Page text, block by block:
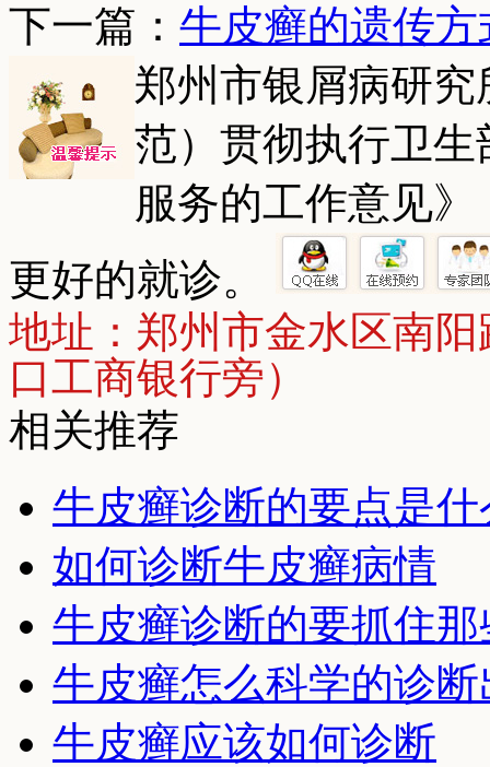
下一篇： 牛皮癣的遗传
郑州市银屑病研
范）贯彻执行卫
服务的工作意见
更好的就诊。
地址：郑州市金水区南
口工商银行旁）
相关推荐
牛皮癣诊断的要点是什
如何诊断牛皮癣病情
牛皮癣诊断的要抓住
牛皮癣怎么科学的诊
牛皮癣应该如何诊断